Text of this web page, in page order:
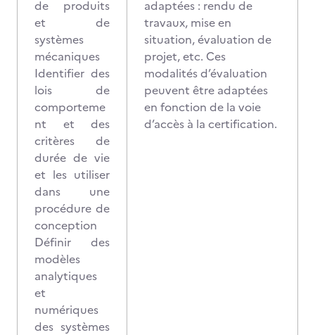
de produits
et de
systèmes
mécaniques
Identifier des
lois de
comporteme
nt et des
critères de
durée de vie
et les utiliser
dans une
procédure de
conception
Définir des
modèles
analytiques
et
numériques
des systèmes
adaptées : rendu de
travaux, mise en
situation, évaluation de
projet, etc. Ces
modalités d’évaluation
peuvent être adaptées
en fonction de la voie
d’accès à la certification.